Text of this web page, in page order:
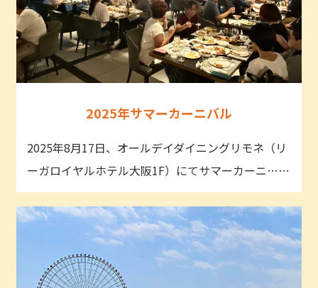
2025年サマーカーニバル
2025年8月17日、オールデイダイニングリモネ（リ
ーガロイヤルホテル大阪1F）にてサマーカーニ……